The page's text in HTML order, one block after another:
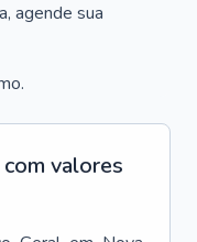
agende sua
valores